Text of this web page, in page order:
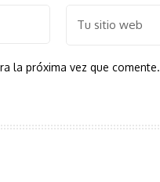
la próxima vez que comente.